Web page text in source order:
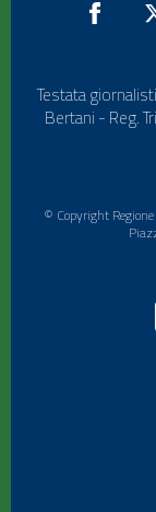
Testata
Bertani - Reg.
© Copyright